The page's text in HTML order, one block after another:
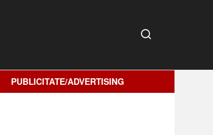
PUBLICITATE/ADVERTISING